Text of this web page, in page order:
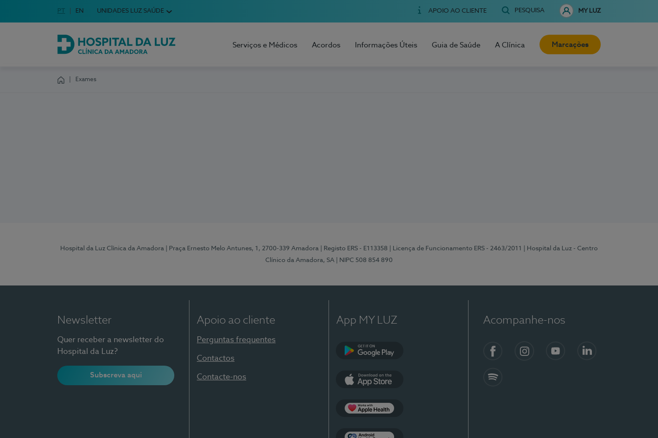
Escolha o seu idioma
Idioma em Português
PT English Language
EN UNIDADES LUZ SAÚDE APOIO AO CLIENTE PESQUISA MY LUZ
Hospital da Luz Clínica da Amadora
Serviços e Médicos Acordos Informações Úteis Guia de Saúde A Clínica Marcações
Exames
Hospital da Luz Clínica da Amadora | Praça Ernesto Melo Antunes, 1, 2700-339 Amadora | Registo ERS - E113358 | Licença de Funcionamento ERS - 2463/2011
| Hospital da Luz - Centro
Clínico da Amadora, SA
| NIPC 508 854 890
Newsletter
Quer receber a newsletter do
Hospital da Luz?
Subscreva aqui
Apoio ao cliente
Perguntas frequentes
Contactos
Contacte-nos
App MY LUZ Acompanhe-nos